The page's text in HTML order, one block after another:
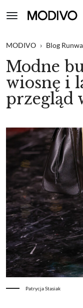
MODIVO › Blog
Modne
wiosnę i
przegląd
Patrycja Stasiak